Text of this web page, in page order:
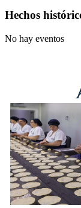
Hechos
No hay eventos